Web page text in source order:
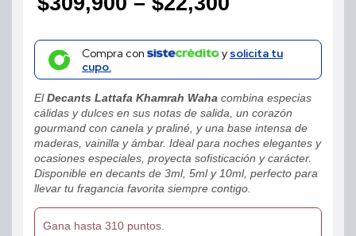
Price
range:
$22,300
through
$309,900
Compra con y solicita tu
cupo.
ElDecants Lattafa Khamrah Waha combina especias
cálidas y dulces en sus notas de salida, un corazón
gourmand con canela y praliné, y una base intensa de
maderas, vainilla y ámbar. Ideal para noches elegantes y
ocasiones especiales, proyecta sofisticación y carácter.
Disponible en decants de 3ml, 5ml y 10ml, perfecto para
llevar tu fragancia favorita siempre contigo.
Gana hasta 310 puntos.